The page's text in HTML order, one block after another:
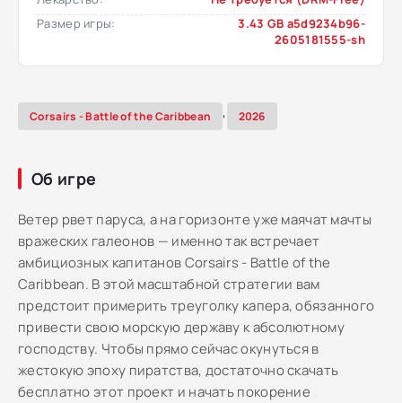
Размер игры:
3.43 GB a5d9234b96-
2605181555-sh
Corsairs - Battle of the Caribbean , 2026
Об игре
Ветер рвет паруса, а на горизонте уже маячат мачты
вражеских галеонов — именно так встречает
амбициозных капитанов Corsairs - Battle of the
Caribbean. В этой масштабной стратегии вам
предстоит примерить треуголку капера, обязанного
привести свою морскую державу к абсолютному
господству. Чтобы прямо сейчас окунуться в
жестокую эпоху пиратства, достаточно скачать
бесплатно этот проект и начать покорение